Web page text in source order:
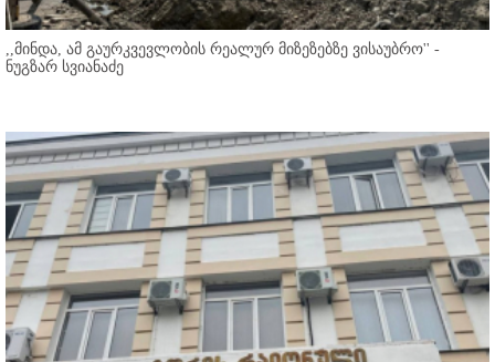
,,მინდა, ამ გაურკვევლობის რეალურ მიზეზებზე ვისაუბრო'' -
ნუგზარ სვიანაძე